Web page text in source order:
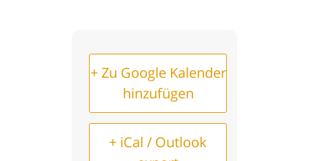
+ Zu Google Kalender
hinzufügen
+ iCal / Outlook